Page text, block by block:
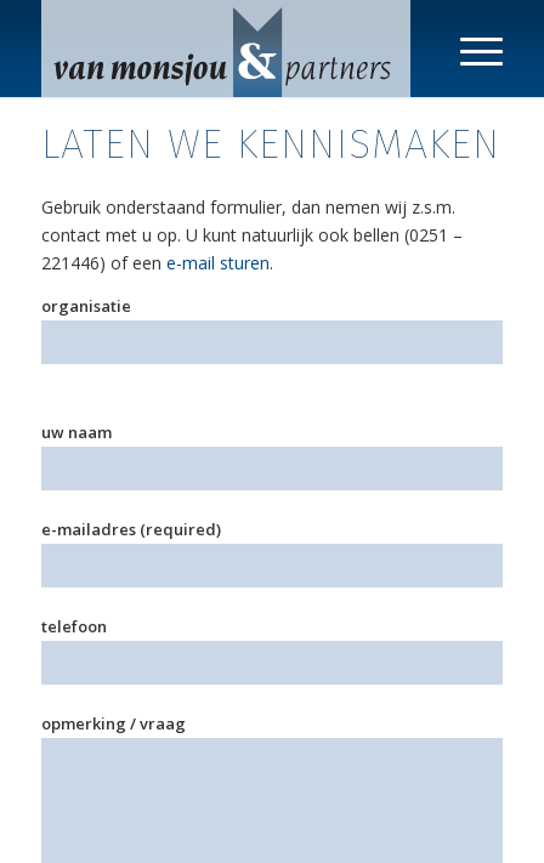
LATEN WE KENNISMAKEN
Gebruik onderstaand formulier, dan nemen wij z.s.m.
contact met u op. U kunt natuurlijk ook bellen (0251 –
221446) of een e-mail sturen.
organisatie
uw naam
e-mailadres (required)
telefoon
opmerking / vraag